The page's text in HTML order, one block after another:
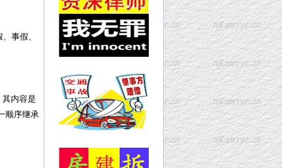
事假、
内容是
顺序继承